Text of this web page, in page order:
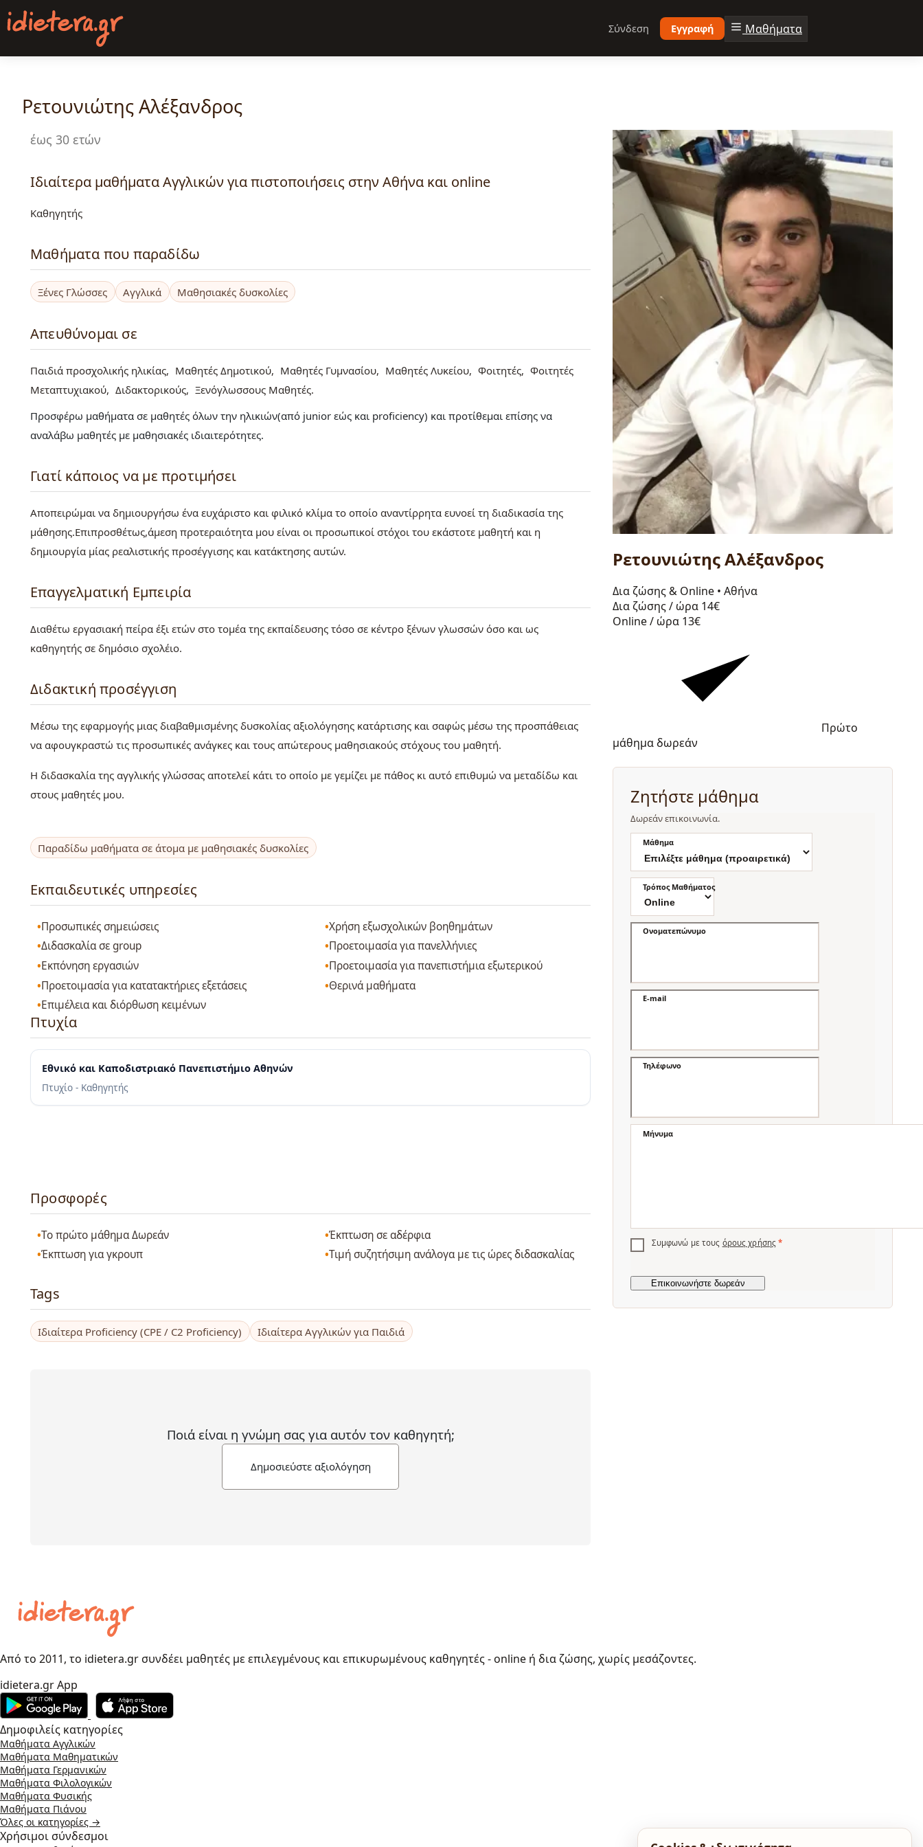
Παράκαμψη
προς
κυρίως
Σύνδεση Εγγραφή Μαθήματα
Ρετουνιώτης Αλέξανδρος
έως 30 ετών
Ιδιαίτερα μαθήματα Αγγλικών για πιστοποιήσεις στην Αθήνα και online
Καθηγητής
Μαθήματα που παραδίδω
Ξένες Γλώσσες Αγγλικά Μαθησιακές δυσκολίες
Απευθύνομαι σε
Παιδιά προσχολικής ηλικίας Μαθητές Δημοτικού Μαθητές Γυμνασίου Μαθητές Λυκείου Φοιτητές
Φοιτητές
Μεταπτυχιακού
Διδακτορικούς
Ξενόγλωσσους Μαθητές
Προσφέρω μαθήματα σε μαθητές όλων την ηλικιών(από junior εώς και proficiency) και προτίθεμαι επίσης να
αναλάβω μαθητές με μαθησιακές ιδιαιτερότητες.
Γιατί κάποιος να με προτιμήσει
Αποπειρώμαι να δημιουργήσω ένα ευχάριστο και φιλικό κλίμα το οποίο αναντίρρητα ευνοεί τη διαδικασία της
μάθησης.Επιπροσθέτως,άμεση προτεραιότητα μου είναι οι προσωπικοί στόχοι του εκάστοτε μαθητή και η
δημιουργία μίας ρεαλιστικής προσέγγισης και κατάκτησης αυτών.
Επαγγελματική Εμπειρία
Διαθέτω εργασιακή πείρα έξι ετών στο τομέα της εκπαίδευσης τόσο σε κέντρο ξένων γλωσσών όσο και ως
καθηγητής σε δημόσιο σχολέιο.
Διδακτική προσέγγιση
Μέσω της εφαρμογής μιας διαβαθμισμένης δυσκολίας αξιολόγησης κατάρτισης και σαφώς μέσω της προσπάθειας
να αφουγκραστώ τις προσωπικές ανάγκες και τους απώτερους μαθησιακούς στόχους του μαθητή.
Η διδασκαλία της αγγλικής γλώσσας αποτελεί κάτι το οποίο με γεμίζει με πάθος κι αυτό επιθυμώ να μεταδίδω και
στους μαθητές μου.
Παραδίδω μαθήματα σε άτομα με μαθησιακές δυσκολίες
Εκπαιδευτικές υπηρεσίες
Προσωπικές σημειώσεις
Χρήση εξωσχολικών βοηθημάτων
Διδασκαλία σε group
Προετοιμασία για πανελλήνιες
Εκπόνηση εργασιών
Προετοιμασία για πανεπιστήμια εξωτερικού
Προετοιμασία για κατατακτήριες εξετάσεις
Θερινά μαθήματα
Επιμέλεια και διόρθωση κειμένων
Πτυχία
Εθνικό και Καποδιστριακό Πανεπιστήμιο Αθηνών
Πτυχίο - Καθηγητής
Προσφορές
Το πρώτο μάθημα Δωρεάν
Έκπτωση σε αδέρφια
Έκπτωση για γκρουπ
Τιμή συζητήσιμη ανάλογα με τις ώρες διδασκαλίας
Tags
Ιδιαίτερα Proficiency (CPE / C2 Proficiency) Ιδιαίτερα Αγγλικών για Παιδιά
Ποιά είναι η γνώμη σας για αυτόν τον καθηγητή;
Δημοσιεύστε αξιολόγηση
Ρετουνιώτης Αλέξανδρος
Δια ζώσης & Online • Αθήνα
Δια ζώσης / ώρα 14€
Online / ώρα 13€
Πρώτο
μάθημα δωρεάν
Ζητήστε μάθημα
Δωρεάν επικοινωνία.
Μάθημα
Τρόπος Μαθήματος
Ονοματεπώνυμο
E-mail
Τηλέφωνο
Μήνυμα
Συμφωνώ με τους όρους χρήσης *
Από το 2011, το idietera.gr συνδέει μαθητές με επιλεγμένους και επικυρωμένους καθηγητές - online ή δια ζώσης, χωρίς μεσάζοντες.
idietera.gr App
Δημοφιλείς κατηγορίες
Μαθήματα Αγγλικών
Μαθήματα Μαθηματικών
Μαθήματα Γερμανικών
Μαθήματα Φιλολογικών
Μαθήματα Φυσικής
Μαθήματα Πιάνου
Όλες οι κατηγορίες →
Χρήσιμοι σύνδεσμοι